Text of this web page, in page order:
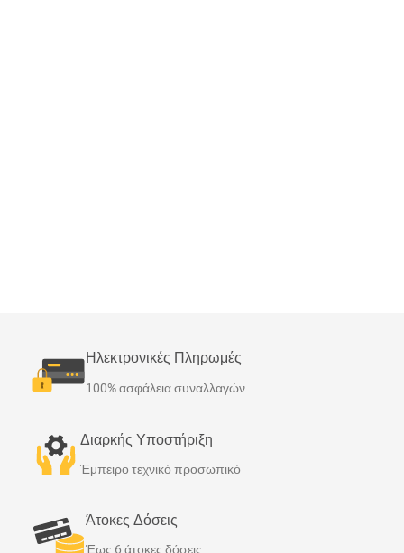
Ηλεκτρονικές Πληρωμές
100% ασφάλεια συναλλαγών
Διαρκής Υποστήριξη
Έμπειρο τεχνικό προσωπικό
Άτοκες Δόσεις
Έως 6 άτοκες δόσεις